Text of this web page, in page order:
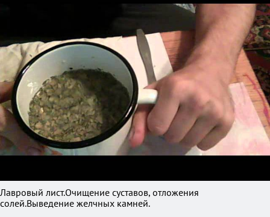
Лавровый лист.Очищение суставов, отложения
солей.Выведение желчных камней.